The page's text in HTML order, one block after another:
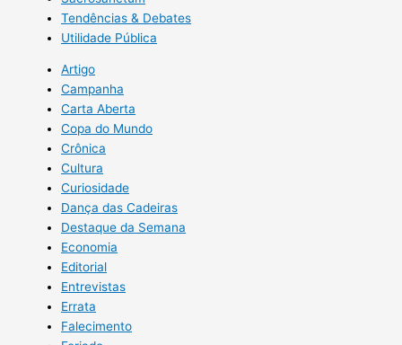
Tendências & Debates
Utilidade Pública
Artigo
Campanha
Carta Aberta
Copa do Mundo
Crônica
Cultura
Curiosidade
Dança das Cadeiras
Destaque da Semana
Economia
Editorial
Entrevistas
Errata
Falecimento